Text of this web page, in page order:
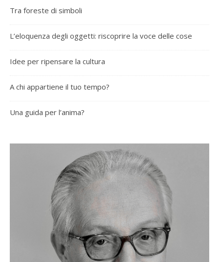
Tra foreste di simboli
L’eloquenza degli oggetti: riscoprire la voce delle cose
Idee per ripensare la cultura
A chi appartiene il tuo tempo?
Una guida per l’anima?